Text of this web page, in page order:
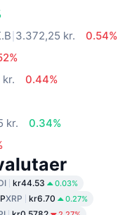
3.372,25 kr.
0.54%
0.44%
kr.
0.34%
kr44.53 0.03%
XRP kr6.70 0.27%